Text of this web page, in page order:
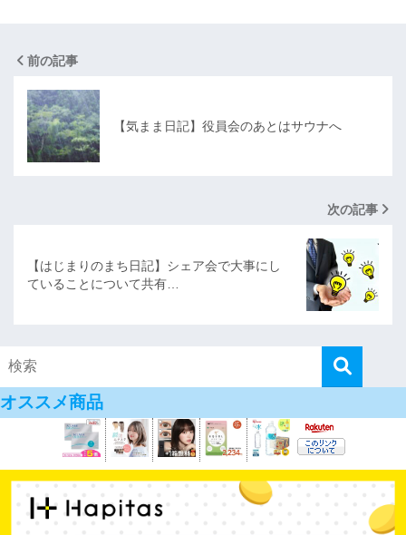
前の記事
【気まま日記】役員会のあとはサウナへ
次の記事
【はじまりのまち日記】シェア会で大事にし
ていることについて共有…
オススメ商品